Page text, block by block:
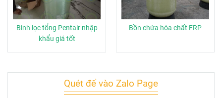
Bình lọc tổng Pentair nhập
khẩu giá tốt
Bồn chứa hóa chất FRP
Quét để vào Zalo Page